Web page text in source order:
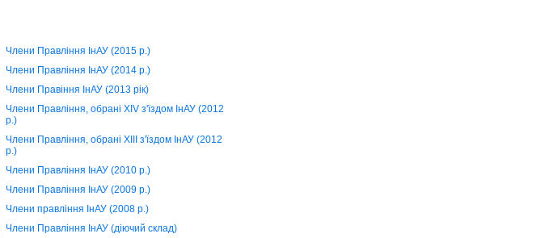
Члени Правління ІнАУ (2015 р.)
Члени Правління ІнАУ (2014 р.)
Члени Правіння ІнАУ (2013 рік)
Члени Правління, обрані XIV з'їздом ІнАУ (2012
р.)
Члени Правління, обрані XIII з'їздом ІнАУ (2012
р.)
Члени Правління ІнАУ (2010 р.)
Члени Правління ІнАУ (2009 р.)
Члени правління ІнАУ (2008 р.)
Члени Правління ІнАУ (діючий склад)